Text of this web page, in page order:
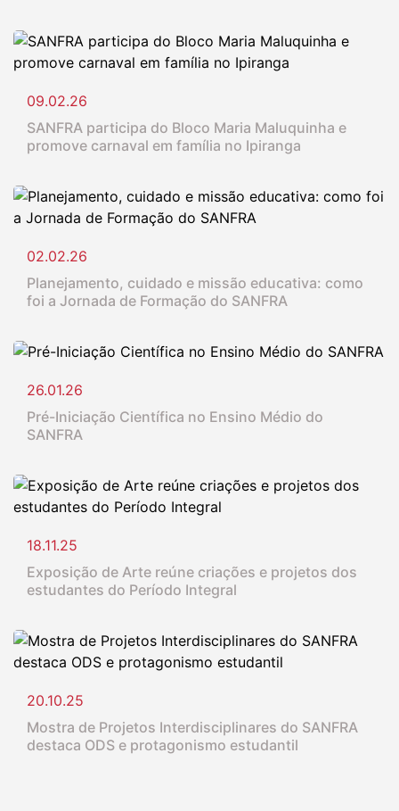
09.02.26
SANFRA participa do Bloco Maria Maluquinha e
promove carnaval em família no Ipiranga
02.02.26
Planejamento, cuidado e missão educativa: como
foi a Jornada de Formação do SANFRA
26.01.26
Pré-Iniciação Científica no Ensino Médio do
SANFRA
18.11.25
Exposição de Arte reúne criações e projetos dos
estudantes do Período Integral
20.10.25
Mostra de Projetos Interdisciplinares do SANFRA
destaca ODS e protagonismo estudantil